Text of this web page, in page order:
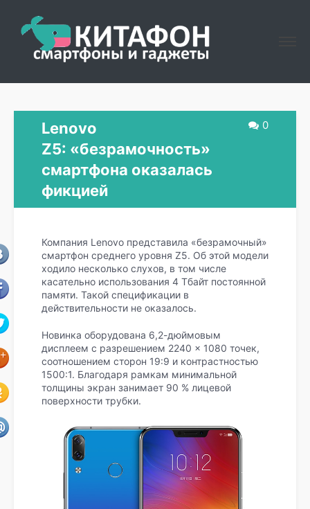
0
Lenovo
Z5: «безрамочность»
смартфона оказалась
фикцией
Компания Lenovo представила «безрамочный»
смартфон среднего уровня Z5. Об этой модели
ходило несколько слухов, в том числе
касательно использования 4 Тбайт постоянной
памяти. Такой спецификации в
действительности не оказалось.
Новинка оборудована 6,2-дюймовым
дисплеем с разрешением 2240 × 1080 точек,
соотношением сторон 19:9 и контрастностью
1500:1. Благодаря рамкам минимальной
толщины экран занимает 90 % лицевой
поверхности трубки.